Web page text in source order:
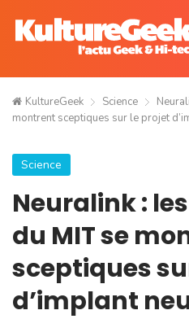
KultureGeek Science
montrent sceptiques sur le projet
Science
Neuralink :
du MIT se
sceptiques
d’implant